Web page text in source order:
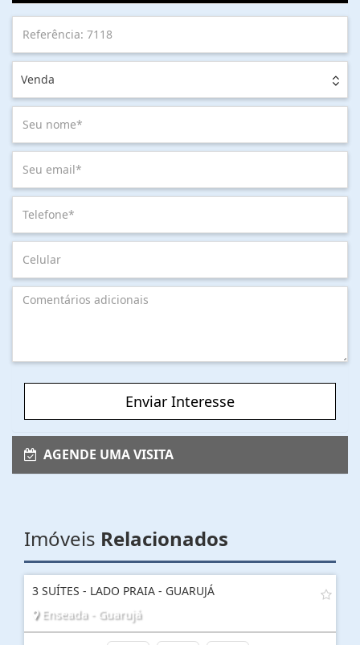
Venda
Enviar Interesse
AGENDE UMA VISITA
Imóveis Relacionados
3 SUÍTES - LADO PRAIA - GUARUJÁ
Enseada - Guarujá